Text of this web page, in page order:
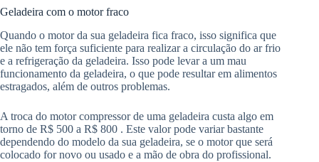
Geladeira com o motor fraco
Quando o motor da sua geladeira fica fraco, isso significa que
ele não tem força suficiente para realizar a circulação do ar frio
e a refrigeração da geladeira. Isso pode levar a um mau
funcionamento da geladeira, o que pode resultar em alimentos
estragados, além de outros problemas.
A troca do motor compressor de uma geladeira custa algo em
torno de R$ 500 a R$ 800 . Este valor pode variar bastante
dependendo do modelo da sua geladeira, se o motor que será
colocado for novo ou usado e a mão de obra do profissional.